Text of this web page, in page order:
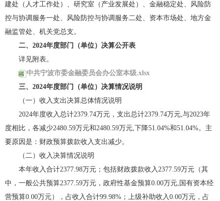
建处（人才工作处）、研究室（产业发展处）、金融稳定处、风险防
控与协调服务一处、风险防控与协调服务二处、资本市场处、地方金
融监管处、机关党总支。
二、2024年度部门（单位）决算公开表
详见附表。
中共宁波市委金融委员会办公室本级.xlsx
三、2024年度部门（单位）决算情况说明
（一）收入支出决算总体情况说明
2024年度收入总计2379.74万元，支出总计2379.74万元,与2023年
度相比，各减少2480.59万元和2480.59万元,下降51.04%和51.04%。主
要原因是：财政预算拨款收入支出减少。
（二）收入决算情况说明
本年收入合计2377.98万元；包括财政拨款收入2377.59万元（其
中，一般公共预算2377.59万元，政府性基金预算0.00万元,国有资本经
营预算0.00万元），占收入合计99.98%；上级补助收入0.00万元，占